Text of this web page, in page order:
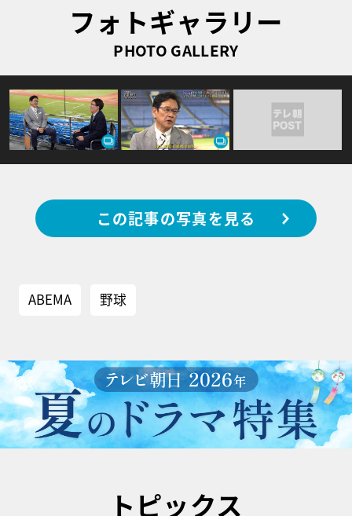
フォトギャラリー
PHOTO GALLERY
この記事の写真を見る
ABEMA 野球
トピックス